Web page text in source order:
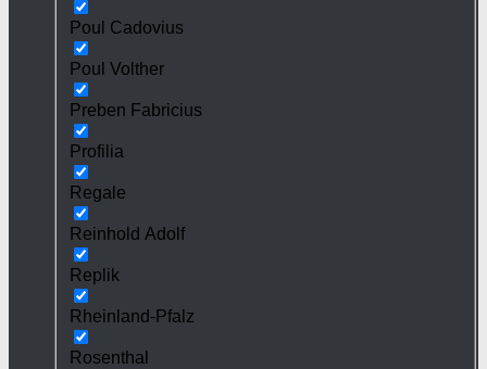
Poul Cadovius
Poul Volther
Preben Fabricius
Profilia
Regale
Reinhold Adolf
Replik
Rheinland-Pfalz
Rosenthal